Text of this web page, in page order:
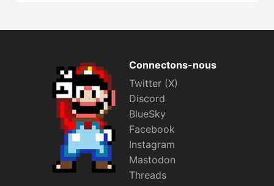
Connectons-nous
Twitter (X)
Discord
BlueSky
Facebook
Instagram
Mastodon
Threads